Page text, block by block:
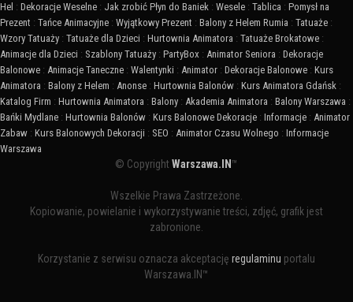
Hel : Dekoracje Weselne : Jak zrobić Płyn do Baniek : Wesele : Tablica : Pomysł na
Prezent : Tańce Animacyjne : Wyjątkowy Prezent : Balony z Helem Rumia : Tatuaże :
Wzory Tatuaży : Tatuaże dla Dzieci : Hurtownia Animatora : Tatuaże Brokatowe :
Animacje dla Dzieci : Szablony Tatuaży : PartyBox : Animator Seniora : Dekoracje
Balonowe : Animacje Taneczne : Walentynki : Animator : Dekoracje Balonowe : Kurs
Animatora : Balony z Helem : Anonse : Hurtownia Balonów : Kurs Animatora Gdańsk :
Katalog Firm : Hurtownia Animatora : Balony : Akademia Animatora : Balony Warszawa :
Bańki Mydlane : Hurtownia Balonów : Kurs Balonowe Dekoracje : Informacje : Animator
Zabaw : Kurs Balonowych Dekoracji : SEO : Animator Czasu Wolnego : Informacje
Warszawa
© CopyrightWarszawa.IN ™
Wszelkie Prawa Zastrzeżone.
Kopiowanie, powielanie i wykorzystywanie treści, zdjęć, grafik jest
zabronione.
Korzystanie z serwisu oznacza akceptację regulaminu portalu
Warszawa.IN™